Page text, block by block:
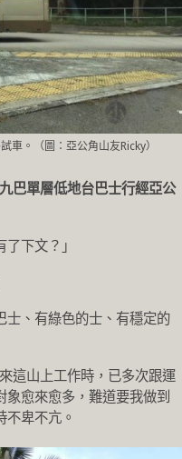
車。（圖：亞公角山友Ricky）
巴單層低地台巴士行經亞公
下文？」
士、有綠色的士、有穩定的
這山上工作時，已多次跟運
愈來愈多，難道要我做到
卑不亢。